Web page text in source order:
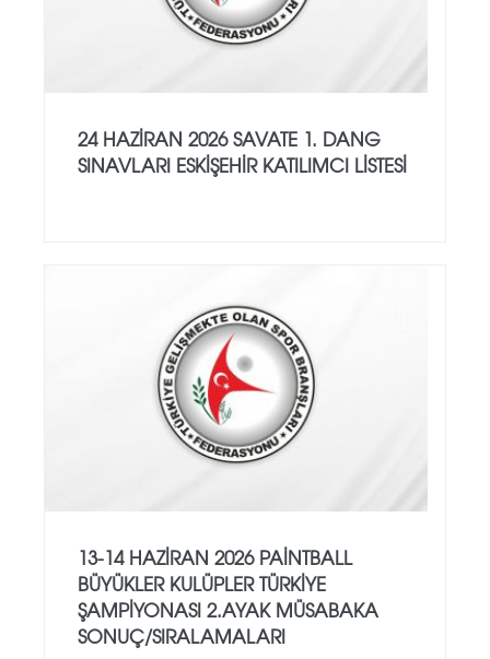
24 HAZİRAN 2026 SAVATE 1. DANG
SINAVLARI ESKİŞEHİR KATILIMCI LİSTESİ
13-14 HAZİRAN 2026 PAİNTBALL
BÜYÜKLER KULÜPLER TÜRKİYE
ŞAMPİYONASI 2.AYAK MÜSABAKA
SONUÇ/SIRALAMALARI